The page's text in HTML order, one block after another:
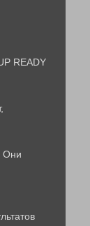
READY
Они